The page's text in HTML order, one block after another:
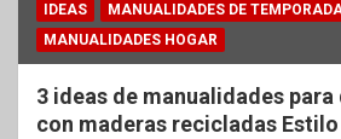
IDEAS
MANUALIDADES DE
MANUALIDADES HOGAR
3 ideas de manualidades
con maderas recicladas